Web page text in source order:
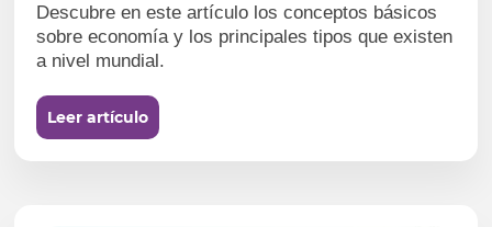
Descubre en este artículo los conceptos básicos
sobre economía y los principales tipos que existen
a nivel mundial.
Leer artículo